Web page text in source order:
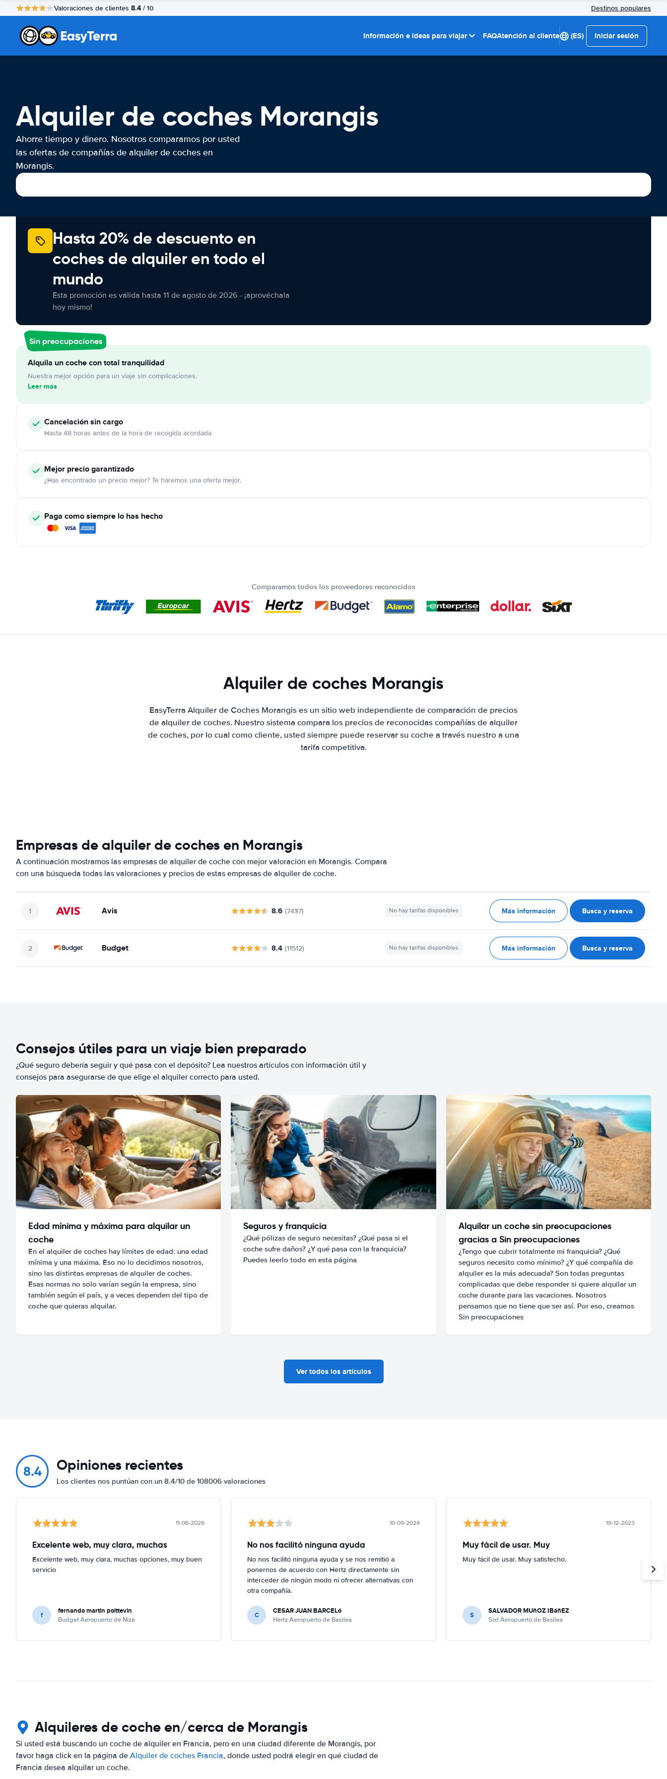
Valoraciones de clientes 8.4 / 10 Destinos populares
Información e ideas para viajar FAQAtención al cliente (ES) Iniciar sesión
Alquiler de coches Morangis
Ahorre tiempo y dinero. Nosotros comparamos por usted
las ofertas de compañías de alquiler de coches en
Morangis.
Hasta 20% de descuento en
coches de alquiler en todo el
mundo
Esta promoción es válida hasta 11 de agosto de 2026 - ¡aprovéchala
hoy mismo!
Sin preocupaciones
Alquila un coche con total tranquilidad
Nuestra mejor opción para un viaje sin complicaciones.
Leer más
Cancelaciónsin cargo
Hasta 48 horas antes de la hora de recogida acordada
Mejor precio garantizado
¿Has encontrado un precio mejor? Te haremos una oferta mejor.
Paga como siempre lo has hecho
Comparamos todos los proveedores reconocidos
Alquiler de coches Morangis
EasyTerra Alquiler de Coches Morangis es un sitio web independiente de comparación de precios
de alquiler de coches. Nuestro sistema compara los precios de reconocidas compañías de alquiler
de coches, por lo cual como cliente, usted siempre puede reservar su coche a través nuestro a una
tarifa competitiva.
Empresas de alquiler de coches en Morangis
A continuación mostramos las empresas de alquiler de coche con mejor valoración en Morangis. Compara
con una búsqueda todas las valoraciones y precios de estas empresas de alquiler de coche.
Avis 8.6 (7437) No hay tarifas disponibles Más información Busca y reserva
Budget 8.4 (11512) No hay tarifas disponibles Más información Busca y reserva
Consejos útiles para un viaje bien preparado
¿Qué seguro debería seguir y qué pasa con el depósito? Lea nuestros artículos con información útil y
consejos para asegurarse de que elige el alquiler correcto para usted.
Edad mínima y máxima para alquilar un
coche
En el alquiler de coches hay límites de edad: una edad
mínima y una máxima. Eso no lo decidimos nosotros,
sino las distintas empresas de alquiler de coches.
Esas normas no solo varían según la empresa, sino
también según el país, y a veces dependen del tipo de
coche que quieras alquilar.
Seguros y franquicia
¿Qué pólizas de seguro necesitas? ¿Qué pasa si el
coche sufre daños? ¿Y qué pasa con la franquicia?
Puedes leerlo todo en esta página
Alquilar un coche sin preocupaciones
gracias a Sin preocupaciones
¿Tengo que cubrir totalmente mi franquicia? ¿Qué
seguros necesito como mínimo? ¿Y qué compañía de
alquiler es la más adecuada? Son todas preguntas
complicadas que debe responder si quiere alquilar un
coche durante para las vacaciones. Nosotros
pensamos que no tiene que ser así. Por eso, creamos
Sin preocupaciones
Ver todos los artículos
8.4 Opiniones recientes
Los clientes nos puntúan con un 8.4/10 de 108006 valoraciones
11-06-2026
Excelente web, muy clara, muchas
Excelente web, muy clara, muchas opciones, muy buen
servicio
f fernando martin poittevin
Budget Aeropuerto de Niza
10-09-2024
No nos facilitó ninguna ayuda
No nos facilitó ninguna ayuda y se nos remitió a
ponernos de acuerdo con Hertz directamente sin
interceder de ningún modo ni ofrecer alternativas con
otra compañía.
C CESAR JUAN BARCELó
Hertz Aeropuerto de Basilea
19-12-2023
Muy fácil de usar. Muy
Muy fácil de usar. Muy satisfecho.
S SALVADOR MUñOZ IBáñEZ
Sixt Aeropuerto de Basilea
Alquileres de coche en/cerca de Morangis
Si usted está buscando un coche de alquiler en Francia, pero en una ciudad diferente de Morangis, por
favor haga click en la página de Alquiler de coches Francia, donde usted podrá elegir en qué ciudad de
Francia desea alquilar un coche.